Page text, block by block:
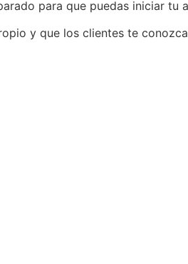
para que puedas iniciar tu
y que los clientes te